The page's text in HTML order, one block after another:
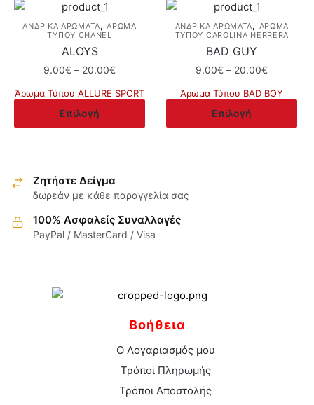
πολλαπλές
παραλλαγές.
Οι
επιλογές
να
επιλεγούν
προϊόντος
έχει
πολλαπλές
παραλλαγές.
Οι
επιλογές
μπορούν
να
επιλεγούν
ΑΝΔΡΙΚΑ ΑΡΩΜΑΤΑ,ΆΡΩΜΑ
ΤΎΠΟΥ CHANEL
ALOYS
9.00€ – 20.00€Price
9.00€
20.00€
Άρωμα Τύπου ALLURE SPORT
Επιλογή
Αυτό
το
πολλαπλές
παραλλαγές.
επιλογές
μπορούν
προϊόντος
ΑΝΔΡΙΚΑ ΑΡΩΜΑΤΑ, ΆΡΩΜΑ
ΤΎΠΟΥ CAROLINA HERRERA
BAD GUY
9.00€ – 20.00€Price
9.00€
20.00€
Άρωμα Τύπου BAD BOY
Επιλογή
Αυτό
το
Ζητήστε Δείγμα
δωρεάν με κάθε παραγγελία σας
100% Ασφαλείς Συναλλαγές
PayPal / MasterCard / Visa
Βοήθεια
Ο Λογαριασμός μου
Τρόποι Πληρωμής
Τρόποι Αποστολής